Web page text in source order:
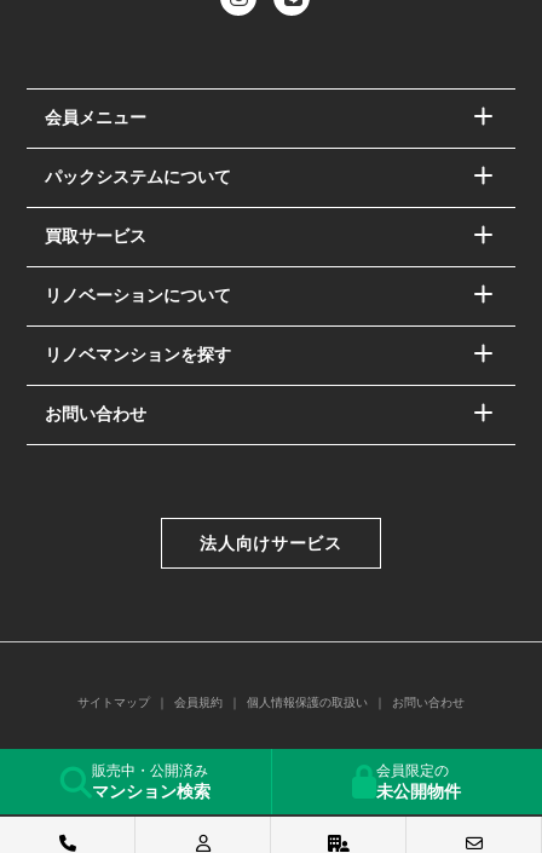
販売中・公開済み
マンション検索
会員限定の
未公開物件
会員メニュー
パックシステムについて
買取サービス
リノベーションについて
リノベマンションを探す
お問い合わせ
法人向けサービス
サイトマップ 会員規約 個人情報保護の取扱い お問い合わせ